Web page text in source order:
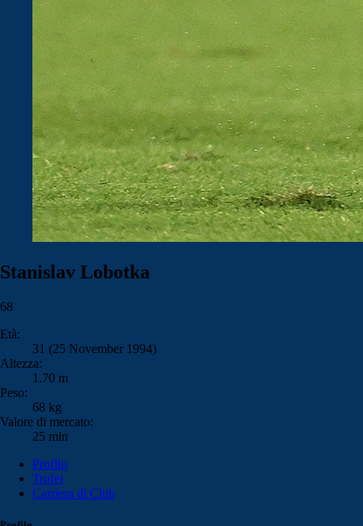
Stanislav Lobotka
68
Età:
31 (25 November 1994)
Altezza:
1.70 m
Peso:
68 kg
Valore di mercato:
25 mln
Profilo
Trofei
Carriera di Club